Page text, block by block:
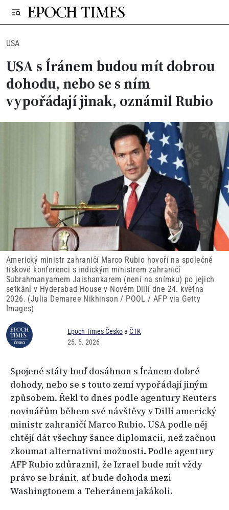
USA
USA s Íránem budou mít dobrou
dohodu, nebo se s ním
vypořádají jinak, oznámil Rubio
Americký ministr zahraničí Marco Rubio hovoří na společné
tiskové konferenci s indickým ministrem zahraničí
Subrahmanyamem Jaishankarem (není na snímku) po jejich
setkání v Hyderabad House v Novém Dillí dne 24. května
2026. (Julia Demaree Nikhinson / POOL / AFP via Getty
Images)
Epoch Times Českoa ČTK
25. 5. 2026
Spojené státy buď dosáhnou s Íránem dobré
dohody, nebo se s touto zemí vypořádají jiným
způsobem. Řekl to dnes podle agentury Reuters
novinářům během své návštěvy v Dillí americký
ministr zahraničí Marco Rubio. USA podle něj
chtějí dát všechny šance diplomacii, než začnou
zkoumat alternativní možnosti. Podle agentury
AFP Rubio zdůraznil, že Izrael bude mít vždy
právo se bránit, ať bude dohoda mezi
Washingtonem a Teheránem jakákoli.